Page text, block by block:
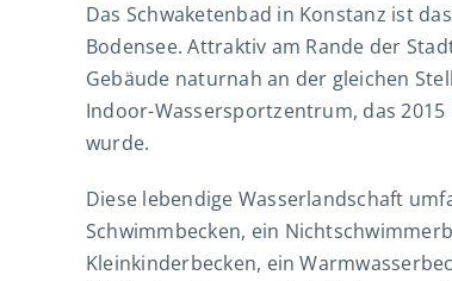
Das Schwaketenbad in Konstanz ist
Bodensee. Attraktiv am Rande der
Gebäude naturnah an der gleichen
Indoor-Wassersportzentrum, das
wurde.
Diese lebendige Wasserlandschaft
Schwimmbecken, ein
Kleinkinderbecken, ein